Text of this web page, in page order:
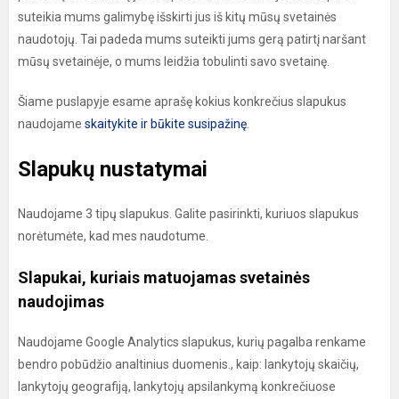
suteikia mums galimybę išskirti jus iš kitų mūsų svetainės
naudotojų. Tai padeda mums suteikti jums gerą patirtį naršant
mūsų svetainėje, o mums leidžia tobulinti savo svetainę.
Šiame puslapyje esame aprašę kokius konkrečius slapukus
naudojame skaitykite ir būkite susipažinę
Slapukų nustatymai
Naudojame 3 tipų slapukus. Galite pasirinkti, kuriuos slapukus
norėtumėte, kad mes naudotume.
Slapukai, kuriais matuojamas svetainės
naudojimas
Naudojame Google Analytics slapukus, kurių pagalba renkame
bendro pobūdžio analtinius duomenis., kaip: lankytojų skaičių,
lankytojų geografiją, lankytojų apsilankymą konkrečiuose